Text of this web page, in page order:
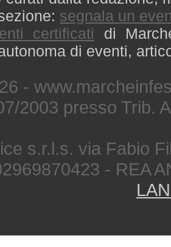
segnala un
certificati di
di eventi,
-
2003 presso Trib.
s.r.l.s. via Fabio
- REA